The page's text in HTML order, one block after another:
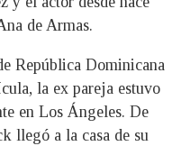
de Armas.
República Dominicana
la ex pareja estuvo
en Los Ángeles. De
llegó a la casa de su